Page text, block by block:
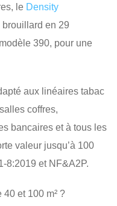
le Density
brouillard en 29
390, pour une
aux linéaires tabac
coffres,
bancaires et à tous les
valeur jusqu’à 100
8:2019 et NF&A2P.
et 100 m² ?